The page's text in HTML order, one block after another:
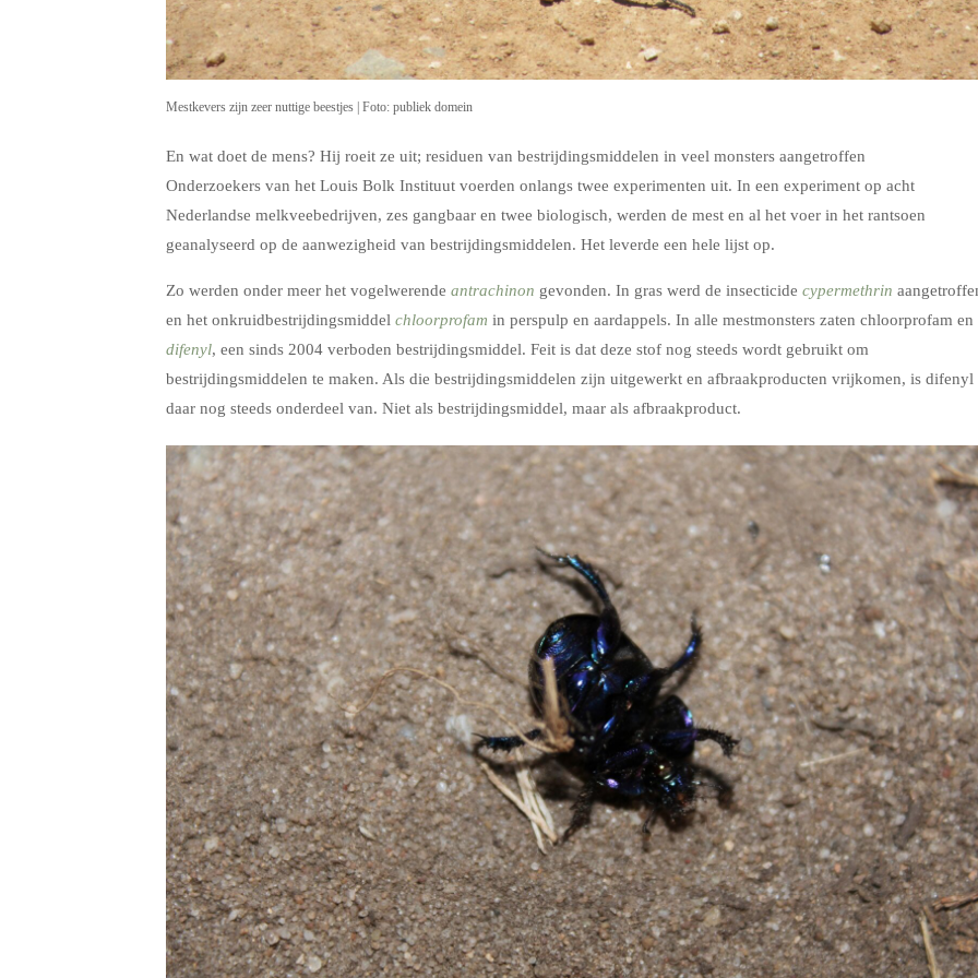
Mestkevers zijn zeer nuttige beestjes | Foto: publiek domein
En wat doet de mens? Hij roeit ze uit; residuen van bestrijdingsmiddelen in veel monsters aangetroffen
Onderzoekers van het Louis Bolk Instituut voerden onlangs twee experimenten uit. In een experiment op acht
Nederlandse melkveebedrijven, zes gangbaar en twee biologisch, werden de mest en al het voer in het rantsoen
geanalyseerd op de aanwezigheid van bestrijdingsmiddelen. Het leverde een hele lijst op.
Zo werden onder meer het vogelwerende antrachinon gevonden. In gras werd de insecticide cypermethrin
en het onkruidbestrijdingsmiddel chloorprofam in perspulp en aardappels. In alle mestmonsters zaten chloorprofam en
difenyl, een sinds 2004 verboden bestrijdingsmiddel. Feit is dat deze stof nog steeds wordt gebruikt om
bestrijdingsmiddelen te maken. Als die bestrijdingsmiddelen zijn uitgewerkt en afbraakproducten vrijkomen, is difenyl
daar nog steeds onderdeel van. Niet als bestrijdingsmiddel, maar als afbraakproduct.